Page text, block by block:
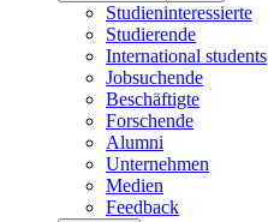
Studieninteressierte
Studierende
International students
Jobsuchende
Beschäftigte
Forschende
Alumni
Unternehmen
Medien
Feedback